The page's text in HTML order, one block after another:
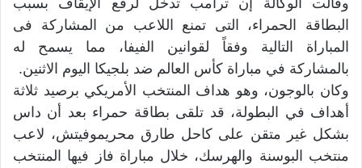
البطاقة الحمراء، التى تمنع اللاعب من المشاركة فى
المباراة التالية وفقاً لقوانين الفيفا، مما يسمح له
بالمشاركة في مباراة كأس العالم ضد بلجيكا اليوم الاثنين.
وكان بالوجون، وهو هداف المنتخب الأمريكي برصيد ثلاثة
أهداف في البطولة، قد تلقى بطاقة حمراء بعد أن داس
بشكل غير متقن على كاحل طارق محريموفيتش، لاعب
منتخب البوسنة والهرسك، خلال مباراة فاز فيها المنتخب